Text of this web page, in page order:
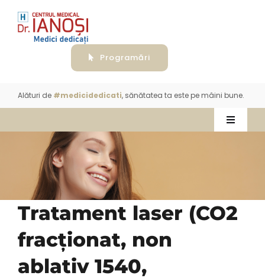
content
Programări
Alături de #medicidedicati, sănătatea ta este pe mâini bune.
Toggle
Despre
Servicii
Aparatură
Prețuri
Tratament laser (CO2
fracționat, non
ablativ 1540,